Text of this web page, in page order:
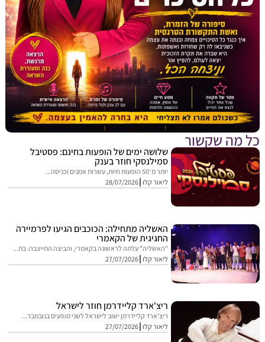
שקשור
שלושה ימים של הופעות בחינם: פסטיבל
סמילנסקי חוזר בענק
יותר מ־50 הופעות חיות, עשרות אמנים וכניסה...
ליאור קלו 28/07/2026
האשליה מתחילה: הכוכבים הגיעו לפרמיירה
החגיגית של הקאמרי
"האשליה" עלתה לראשונה בקאמרי, והביצה התייצבה: בת...
ליאור קלו 27/07/2026
ריצ'ארד קליידרמן חוזר לישראל
ריצ'ארד קליידרמן ישוב לישראל לשני מופעים בנובמבר...
ליאור קלו 27/07/2026